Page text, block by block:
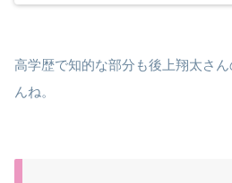
高学歴で知的な部分も後上翔太さ
んね。